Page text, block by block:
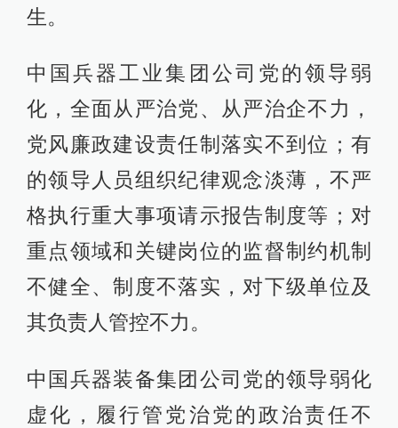
生。
中国兵器工业集团公司党的领导弱
化，全面从严治党、从严治企不力，
党风廉政建设责任制落实不到位；有
的领导人员组织纪律观念淡薄，不严
格执行重大事项请示报告制度等；对
重点领域和关键岗位的监督制约机制
不健全、制度不落实，对下级单位及
其负责人管控不力。
中国兵器装备集团公司党的领导弱化
虚化，履行管党治党的政治责任不